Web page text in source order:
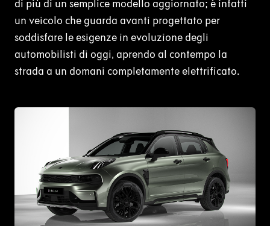
di più di un semplice modello aggiornato; è infatti
un veicolo che guarda avanti progettato per
soddisfare le esigenze in evoluzione degli
automobilisti di oggi, aprendo al contempo la
strada a un domani completamente elettrificato.